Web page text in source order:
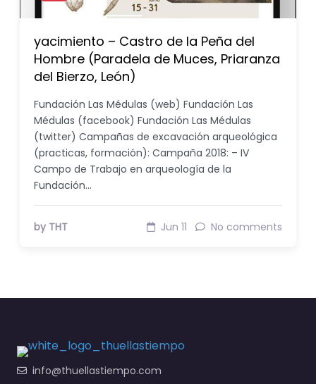
yacimiento – Castro de la Peña del
Hombre (Paradela de Muces, Priaranza
del Bierzo, León)
Fundación Las Médulas (web) Fundación Las
Médulas (facebook) Fundación Las Médulas
(twitter) Campañas de excavación arqueológica
(practicas, formación): Campaña 2018: – IV
Campo de Trabajo en arqueología de la
Fundación…
by THT Jun 11 No comments
info@thuellastiempo.com